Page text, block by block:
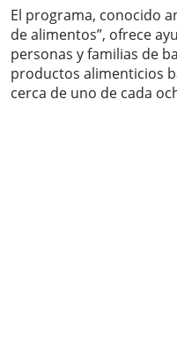
El programa, conocido
de alimentos”, ofrece
personas y familias de
productos alimenticios
cerca de uno de cada